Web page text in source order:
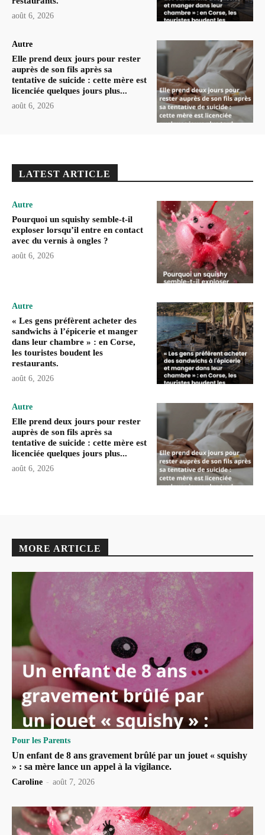
août 6, 2026
Autre
Elle prend deux jours pour rester
auprès de son fils après sa
tentative de suicide : cette mère est
licenciée quelques jours plus...
août 6, 2026
LATEST ARTICLE
Autre
Pourquoi un squishy semble-t-il
exploser lorsqu’il entre en contact
avec du vernis à ongles ?
août 6, 2026
Autre
« Les gens préfèrent acheter des
sandwichs à l’épicerie et manger
dans leur chambre » : en Corse,
les touristes boudent les
restaurants.
août 6, 2026
Autre
Elle prend deux jours pour rester
auprès de son fils après sa
tentative de suicide : cette mère est
licenciée quelques jours plus...
août 6, 2026
MORE ARTICLE
Pour les Parents
Un enfant de 8 ans gravement brûlé par un jouet « squishy
» : sa mère lance un appel à la vigilance.
Caroline - août 7, 2026